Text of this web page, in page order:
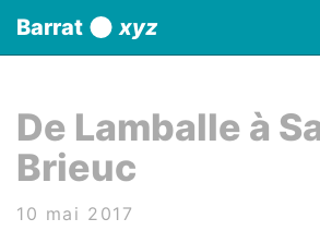
Barrat xyz
De Lamballe à
Brieuc
10 mai 2017
Panneau de gestion des cookies